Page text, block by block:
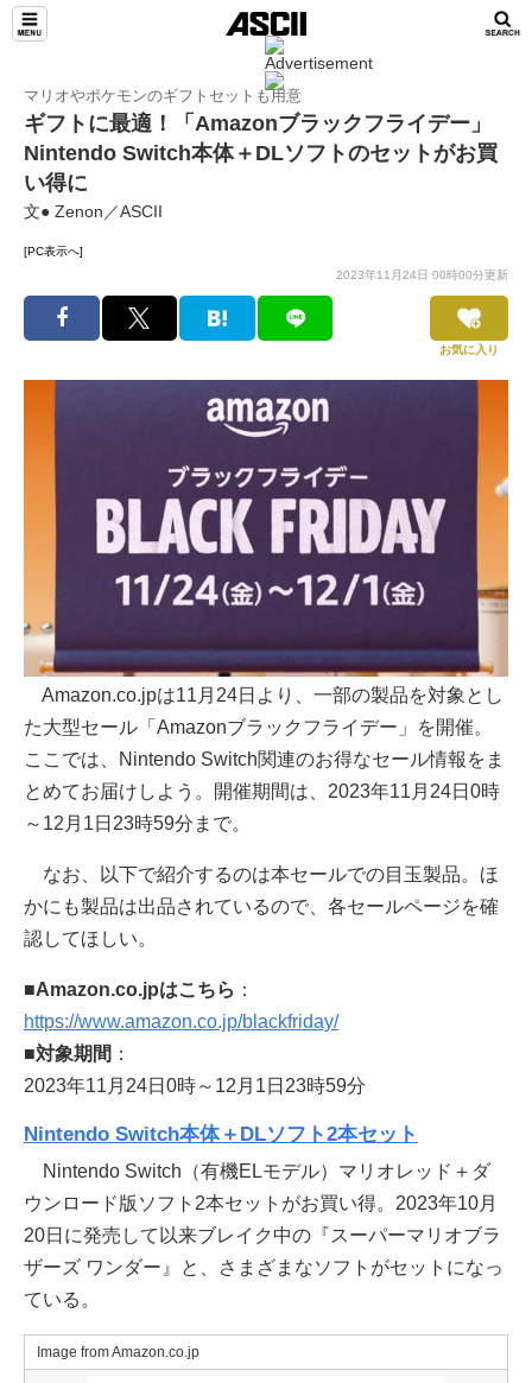
マリオやポケモンのギフトセットも用意
ギフトに最適！「Amazonブラックフライデー」
Nintendo Switch本体＋DLソフトのセットがお買
い得に
文● Zenon／ASCII
[PC表示へ]
2023年11月24日 00時00分更新
お気に入り
Amazon.co.jpは11月24日より、一部の製品を対象とし
た大型セール「Amazonブラックフライデー」を開催。
ここでは、Nintendo Switch関連のお得なセール情報をま
とめてお届けしよう。開催期間は、2023年11月24日0時
～12月1日23時59分まで。
なお、以下で紹介するのは本セールでの目玉製品。ほ
かにも製品は出品されているので、各セールページを確
認してほしい。
■Amazon.co.jpはこちら ：
https://www.amazon.co.jp/blackfriday/
■対象期間 ：
2023年11月24日0時～12月1日23時59分
Nintendo Switch本体＋DLソフト2本セット
Nintendo Switch（有機ELモデル）マリオレッド＋ダ
ウンロード版ソフト2本セットがお買い得。2023年10月
20日に発売して以来ブレイク中の『スーパーマリオブラ
ザーズ ワンダー』と、さまざまなソフトがセットになっ
ている。
Image from Amazon.co.jp